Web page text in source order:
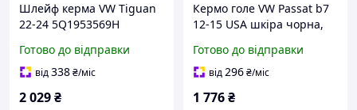
Шлейф керма VW Tiguan
22-24 5Q1953569H
Готово до відправки
від338₴/міс
2 029₴
Кермо голе VW Passat b7
12-15 USA шкіра чорна,
561419091GE74
Готово до відправки
від296₴/міс
1 776₴